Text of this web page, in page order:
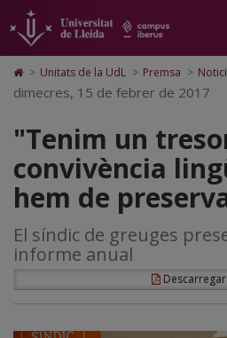
"Tenim
un
tresor
de
convivència
lingüística
que
hem
de
pàgina
principal.
Universitat
Lleida
contingut
principal
Mapa
Web.
Universitat
Cerca
Accessibilitat.
Universitat
Lleida
Icono
de
Home
ir
la
página
de
inicio
> Unitats de la UdL > Premsa >
dimecres, 15 de febrer de 2017
"Tenim un
convivència
hem de
El síndic de greuges
informe anual